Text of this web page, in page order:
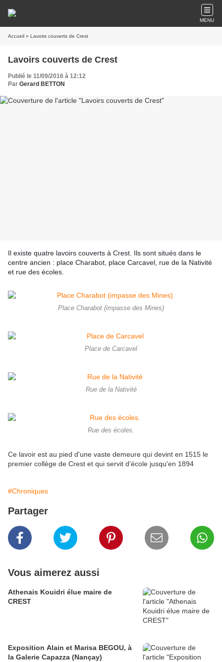
MENU
Accueil » Lavoirs couverts de Crest
Lavoirs couverts de Crest
Publié le 11/09/2016 à 12:12
Par Gerard BETTON
Il existe quatre lavoirs couverts à Crest. Ils sont situés dans le
centre ancien : place Charabot, place Carcavel, rue de la Nativité
et rue des écoles.
Place Charabot (impasse des Mines)
Place de Carcavel
Rue de la Nativité
Rue des écoles.
Ce lavoir est au pied d'une vaste demeure qui devint en 1515 le
premier collège de Crest et qui servit d'école jusqu'en 1894
#Chroniques
Partager
Vous aimerez aussi
Athenais Kouidri élue maire de
CREST
Exposition Alain et Marisa BEGOU, à
la Galerie Capazza (Nançay)